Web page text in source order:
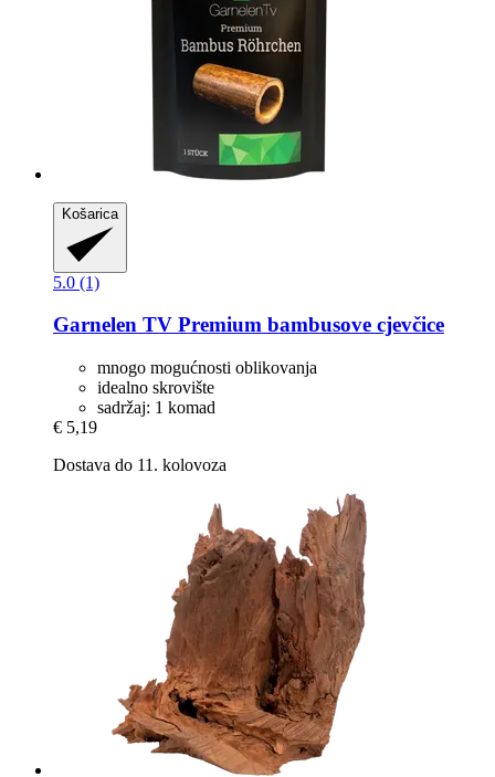
Košarica
5.0 (1)
Garnelen TV Premium bambusove cjevčice
mnogo mogućnosti oblikovanja
idealno skrovište
sadržaj: 1 komad
€ 5,19
Dostava do 11. kolovoza